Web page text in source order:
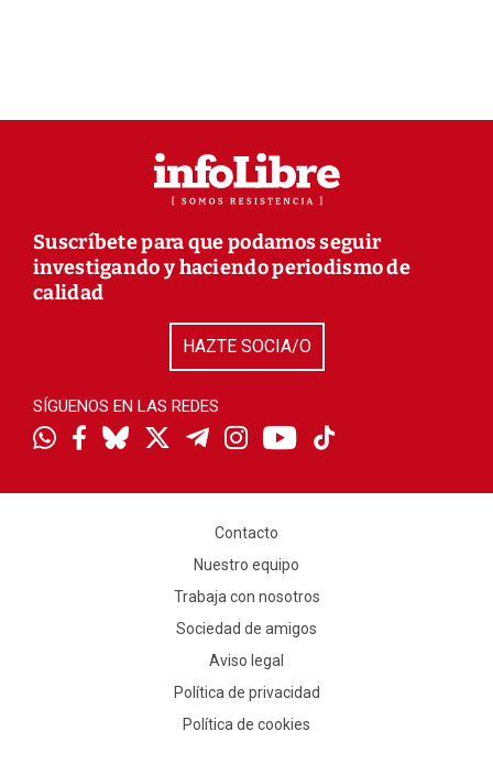
Suscríbete para que podamos seguir
investigando y haciendo periodismo de
calidad
HAZTE SOCIA/O
SÍGUENOS EN LAS REDES
Contacto
Nuestro equipo
Trabaja con nosotros
Sociedad de amigos
Aviso legal
Política de privacidad
Política de cookies